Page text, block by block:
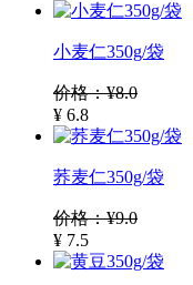
小麦仁350g/袋
价格：¥8.0
¥ 6.8
荞麦仁350g/袋
价格：¥9.0
¥ 7.5